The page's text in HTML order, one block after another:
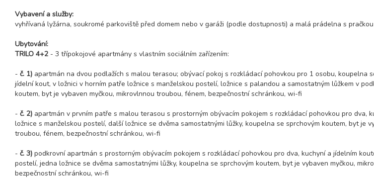
Vybavení a služby:
vyhřívaná lyžárna, soukromé parkoviště před domem nebo v garáži (podle dostupnosti) a malá prádelna s
Ubytování:
TRILO 4+2 - 3 třípokojové apartmány s vlastním sociálním zařízením:
- č. 1) apartmán na dvou podlažích s malou terasou; obývací pokoj s rozkládací pohovkou pro 1 osobu, koupelna
jídelní kout, v ložnici v horním patře ložnice s manželskou postelí, ložnice s palandou a samostatným lůžkem v
koutem, byt je vybaven myčkou, mikrovlnnou troubou, fénem, bezpečnostní schránkou, wi-fi
- č. 2) apartmán v prvním patře s malou terasou s prostorným obývacím pokojem s rozkládací pohovkou pro dva,
ložnice s manželskou postelí, další ložnice se dvěma samostatnými lůžky, koupelna se sprchovým koutem, byt je
troubou, fénem, bezpečnostní schránkou, wi-fi
- č. 3) podkrovní apartmán s prostorným obývacím pokojem s rozkládací pohovkou pro dva, kuchyní a jídelním
postelí, jedna ložnice se dvěma samostatnými lůžky, koupelna se sprchovým koutem, byt je vybaven myčkou,
bezpečnostní schránkou, wi-fi